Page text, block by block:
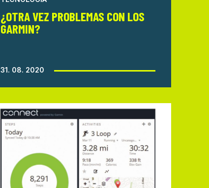
¿OTRA VEZ PROBLEMAS CON LOS
GARMIN?
31. 08. 2020